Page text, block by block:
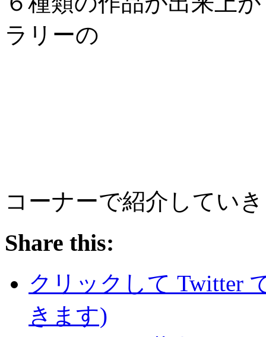
ラリーの
コーナーで紹介してい
Share this:
クリックして Twitter
きます)